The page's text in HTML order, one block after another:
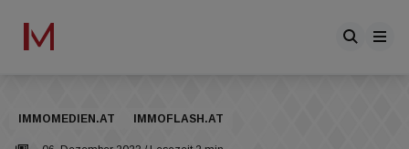
IMMOMEDIEN.AT IMMOFLASH.AT